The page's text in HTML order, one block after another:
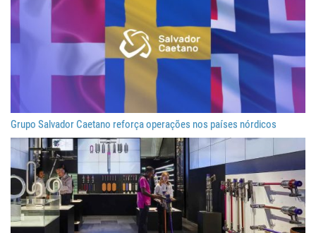
Grupo Salvador Caetano reforça operações nos países nórdicos